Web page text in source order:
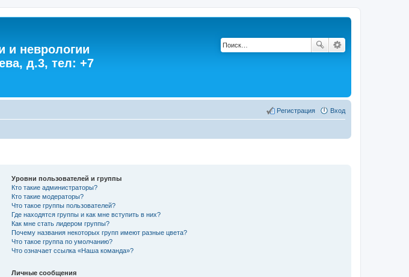
и неврологии
д.3, тел: +7
Вход
Регистрация
Уровни пользователей и группы
Кто такие администраторы?
Кто такие модераторы?
Что такое группы пользователей?
Где находятся группы и как мне вступить в них?
Как мне стать лидером группы?
Почему названия некоторых групп имеют разные цвета?
Что такое группа по умолчанию?
Что означает ссылка «Наша команда»?
Личные сообщения